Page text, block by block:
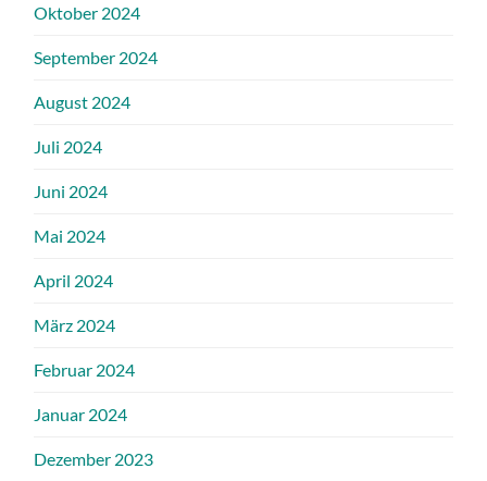
Oktober 2024
September 2024
August 2024
Juli 2024
Juni 2024
Mai 2024
April 2024
März 2024
Februar 2024
Januar 2024
Dezember 2023